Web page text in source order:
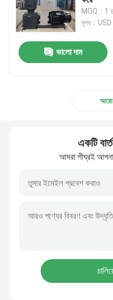
ফিড পেলেট মিল
কাঠের পিলেট উত্পাদন লাইন
পশু ফিড পেলেট উত্পাদন লাইন
ভাসমান ফিশ ফিড উৎপাদন লাইন
কাঠের পিলেট মেকার
ড্রাই টাইপ ফিশ ফিড এক্সট্রুডার
MOQ：1
মূল্য：
ভালো দাম
আরো
একটি
আমরা শীঘ্রই